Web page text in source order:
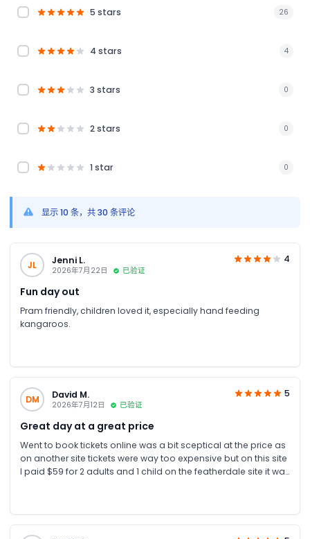
5 stars 26
4 stars 4
3 stars 0
2 stars 0
1 star 0
显示 10 条，共 30 条评论
JL Jenni L.
2026年7月22日 已验证
4
Fun day out
Pram friendly, children loved it, especially hand feeding
kangaroos.
DM David M.
2026年7月12日 已验证
5
Great day at a great price
Went to book tickets online was a bit sceptical at the price as
on another site tickets were way too expensive but on this site
I paid $59 for 2 adults and 1 child on the featherdale site it was
animals you normally don’t see so was a great day all round